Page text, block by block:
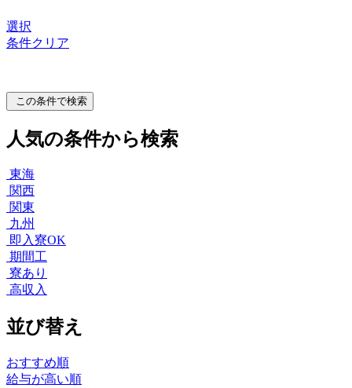
選択
条件クリア
この条件で検索
人気の条件から検索
東海
関西
関東
九州
即入寮OK
期間工
寮あり
高収入
並び替え
おすすめ順
給与が高い順